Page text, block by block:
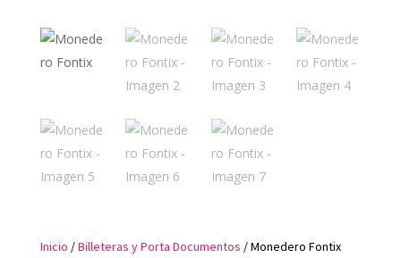
Inicio /Billeteras y Porta Documentos / Monedero Fontix